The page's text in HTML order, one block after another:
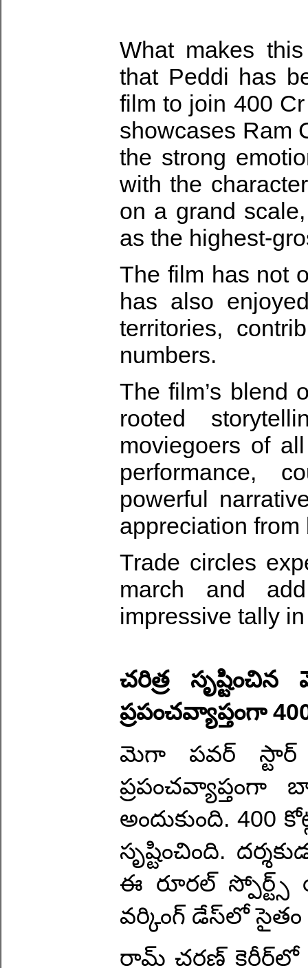
What makes
that Peddi has
film to join 400
showcases Ram
the strong
with the
on a grand
as the highest-
The film has not
has also
territories,
numbers.
The film’s blend
rooted
moviegoers of
performance,
powerful
appreciation
Trade circles
march and
impressive tally
చరిత్ర
ప్రపంచవ్యాప్తంగా
మెగా పవర్ స్టార్
అందుకుంది. 400
సృష్టించింది.
ఈ రూరల్
వర్కింగ్ డేస్‌లో సైతం
రామ్ చరణ్ కెరీర్‌లో